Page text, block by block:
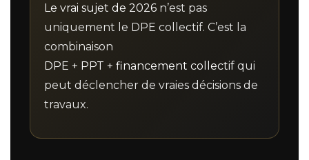
Le vrai sujet de 2026 n’est pas
uniquement le DPE collectif. C’est la
combinaison
DPE + PPT + financement collectif qui
peut déclencher de vraies décisions de
travaux.